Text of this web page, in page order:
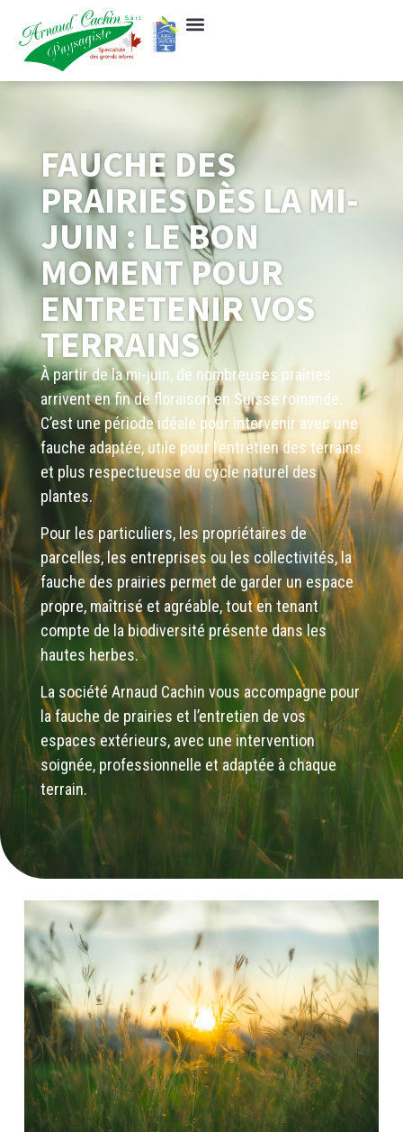
FAUCHE DES
PRAIRIES DÈS LA MI-
JUIN : LE BON
MOMENT POUR
ENTRETENIR VOS
TERRAINS
À partir de la mi-juin, de nombreuses prairies
arrivent en fin de floraison en Suisse romande.
C’est une période idéale pour intervenir avec une
fauche adaptée, utile pour l’entretien des terrains
et plus respectueuse du cycle naturel des
plantes.
Pour les particuliers, les propriétaires de
parcelles, les entreprises ou les collectivités, la
fauche des prairies permet de garder un espace
propre, maîtrisé et agréable, tout en tenant
compte de la biodiversité présente dans les
hautes herbes.
La société Arnaud Cachin vous accompagne pour
la fauche de prairies et l’entretien de vos
espaces extérieurs, avec une intervention
soignée, professionnelle et adaptée à chaque
terrain.